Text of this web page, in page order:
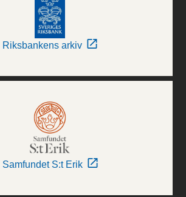
Riksbankens arkiv
Samfundet S:t Erik